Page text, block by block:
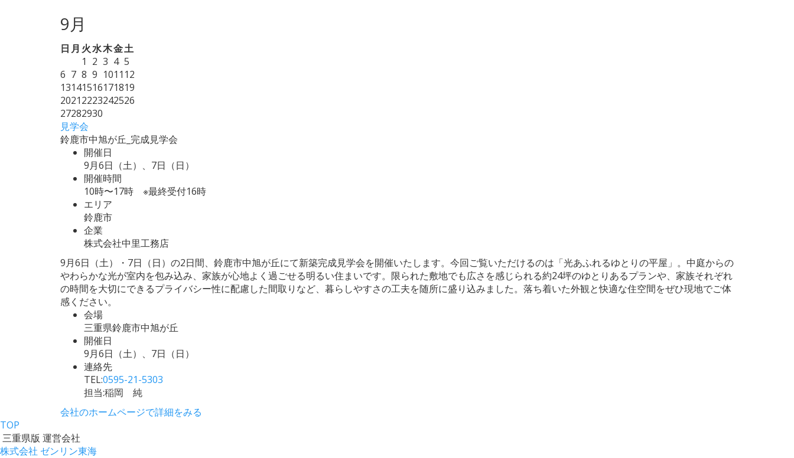
9月
日 月 火水木金土
1 2 3 4 5
6 7 8 9 1011 12
13141516171819
20212223242526
27282930
見学会
鈴鹿市中旭が丘_完成見学会
開催日
9月6日（土）、7日（日）
開催時間
10時〜17時 ※最終受付16時
エリア
鈴鹿市
企業
株式会社中里工務店
9月6日（土）・7日（日）の2日間、鈴鹿市中旭が丘にて新築完成見学会を開催いたします。今回ご覧いただけるのは「光あふれるゆとりの平屋」。中庭からの
やわらかな光が室内を包み込み、家族が心地よく過ごせる明るい住まいです。限られた敷地でも広さを感じられる約24坪のゆとりあるプランや、家族それぞれ
の時間を大切にできるプライバシー性に配慮した間取りなど、暮らしやすさの工夫を随所に盛り込みました。落ち着いた外観と快適な住空間をぜひ現地でご体
感ください。
会場
三重県鈴鹿市中旭が丘
開催日
9月6日（土）、7日（日）
連絡先
TEL:0595-21-5303
担当:稲岡 純
会社のホームページで詳細をみる
TOP
三重県版 運営会社
株式会社 ゼンリン東海